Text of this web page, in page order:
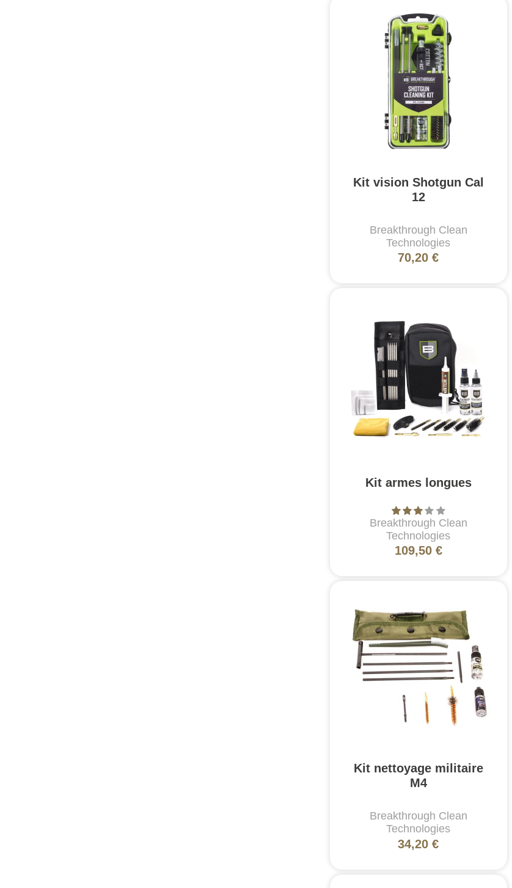
Kit vision Shotgun Cal
12
Breakthrough Clean
Technologies
70,20 €
Kit armes longues
Breakthrough Clean
Technologies
109,50 €
Kit nettoyage militaire
M4
Breakthrough Clean
Technologies
34,20 €